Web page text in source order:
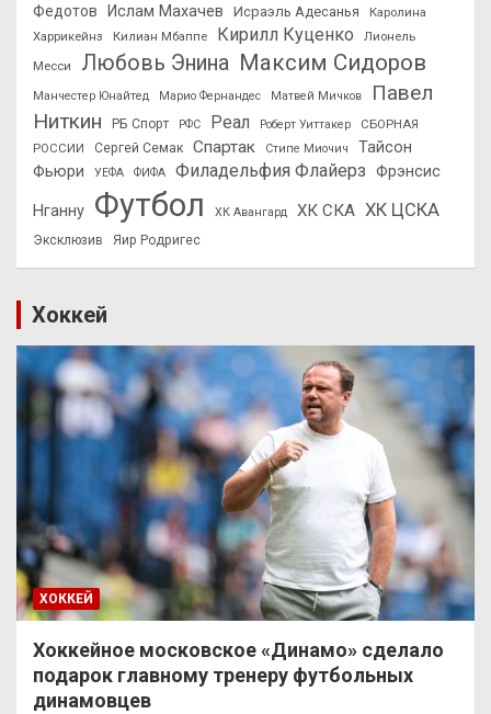
Федотов
Ислам Махачев Исраэль Адесанья
Каролина
Харрикейнз
Килиан Мбаппе Кирилл Куценко
Лионель
Месси
Любовь Энина Максим Сидоров
Манчестер Юнайтед Марио Фернандес Матвей Мичков
Павел
Ниткин
РБ Спорт РФС Реал Роберт Уиттакер
СБОРНАЯ
РОССИИ
Сергей Семак Спартак Стипе Миочич
Тайсон
Фьюри
УЕФА ФИФА Филадельфия Флайерз Фрэнсис
Нганну Футбол ХК Авангард ХК СКА ХК ЦСКА
Эксклюзив Яир Родригес
Хоккей
ХОККЕЙ
Хоккейное московское «Динамо» сделало
подарок главному тренеру футбольных
динамовцев